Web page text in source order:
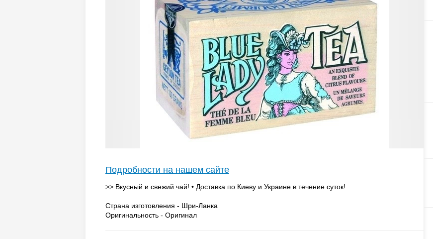
Подробности на нашем сайте
>> Вкусный и свежий чай! • Доставка по Киеву и Украине в течение суток!
Страна изготовления - Шри-Ланка
Оригинальность - Оригинал